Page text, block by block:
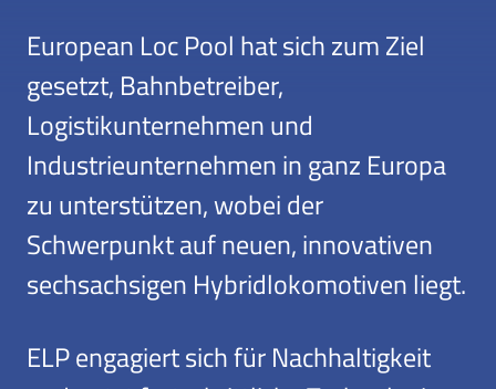
European Loc Pool hat sich zum Ziel
gesetzt, Bahnbetreiber,
Logistikunternehmen und
Industrieunternehmen in ganz Europa
zu unterstützen, wobei der
Schwerpunkt auf neuen, innovativen
sechsachsigen Hybridlokomotiven liegt.
ELP engagiert sich für Nachhaltigkeit